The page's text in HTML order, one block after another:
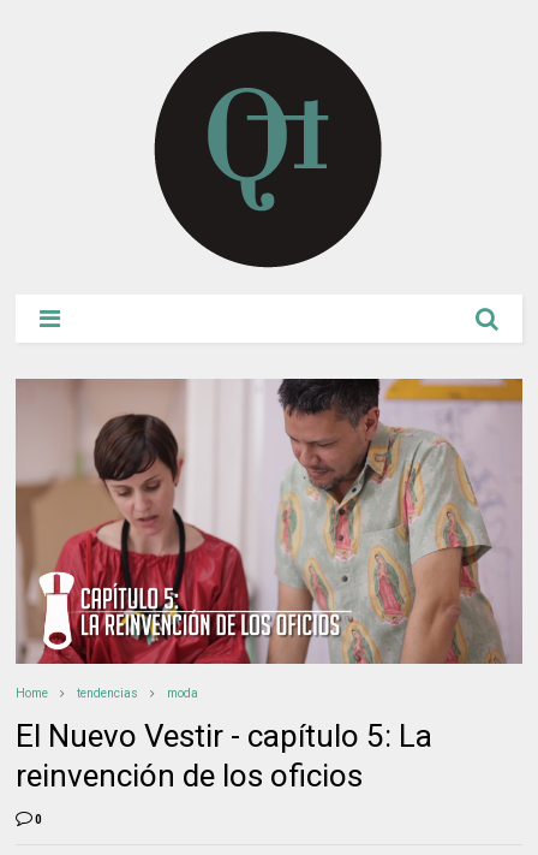
Home tendencias moda
El Nuevo Vestir - capítulo 5: La
reinvención de los oficios
0